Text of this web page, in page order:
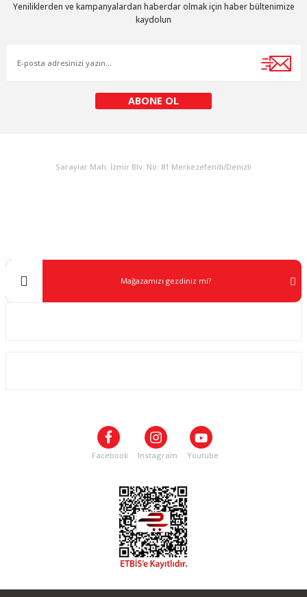
Ürün açıklamasında eksik bilgiler bulunuyor.
Gönder
Yeniliklerden ve kampanyalardan haberdar olmak için haber bültenimize
kaydolun
ABONE OL
Saraylar Mah. İzmir Blv. No: 81 Merkezefendi/Denizli
Mağazamızı gezdiniz mi?
Facebook Instagram Youtube